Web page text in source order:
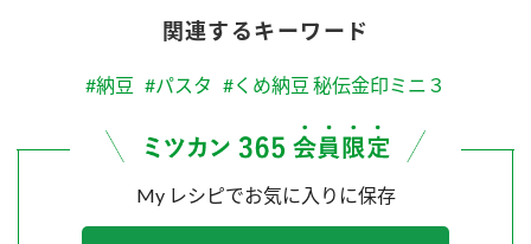
関連するキーワード
#納豆 #パスタ #くめ納豆 秘伝金印ミニ３
My レシピでお気に入りに保存